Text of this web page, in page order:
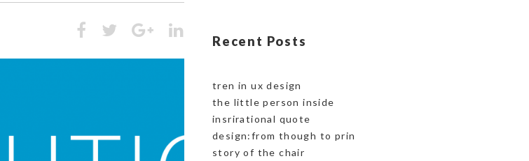
Recent Posts
tren in ux design
the little person inside
insrirational quote
design:from though to prin
story of the chair